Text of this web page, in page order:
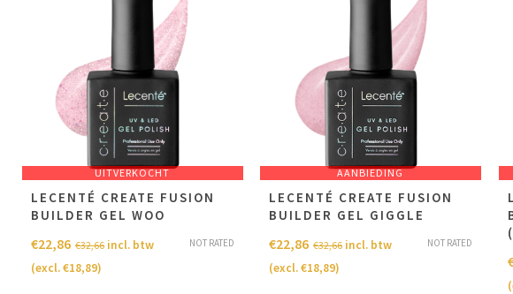
UITVERKOCHT
LECENTÉ CREATE FUSION
BUILDER GEL WOO
NOT RATED
€32,66
€22,86
incl. btw
(excl.€18,89)
AANBIEDING
LECENTÉ CREATE FUSION
BUILDER GEL GIGGLE
NOT RATED
€32,66
€22,86
incl. btw
(excl.€18,89)